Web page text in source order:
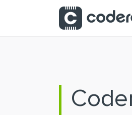
Saltar al contenido principal